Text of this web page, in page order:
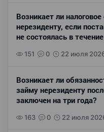
Возникает ли
нерезиденту, если
не состоялась в
151 0 22 июля
Возникает ли
займу нерезиденту
заключен на три года?
163 0 22 июля